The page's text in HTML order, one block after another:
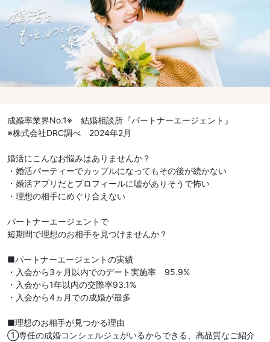
成婚率業界No.1※ 結婚相談所『パートナーエージェント』
※株式会社DRC調べ 2024年2月
婚活にこんなお悩みはありませんか？
・婚活パーティーでカップルになってもその後が続かない
・婚活アプリだとプロフィールに嘘がありそうで怖い
・理想の相手にめぐり合えない
パートナーエージェントで
短期間で理想のお相手を見つけませんか？
■パートナーエージェントの実績
・入会から3ヶ月以内でのデート実施率 95.9%
・入会から1年以内の交際率93.1%
・入会から4ヵ月での成婚が最多
■理想のお相手が見つかる理由
①専任の成婚コンシェルジュがいるからできる、高品質なご紹介